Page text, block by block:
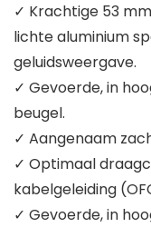
✓ Krachtige 53
lichte aluminium
geluidsweergave.
✓ Gevoerde, in
beugel.
✓ Aangenaam
✓ Optimaal
kabelgeleiding
✓ Gevoerde, in